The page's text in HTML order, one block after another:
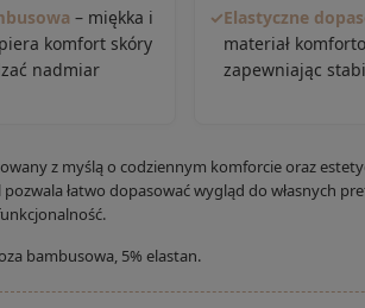
– miękka i
komfort skóry
nadmiar
✓Elastyczne
materiał
zapewniając
z myślą o codziennym komforcie oraz
łatwo dopasować wygląd do własnych
bambusowa, 5% elastan.